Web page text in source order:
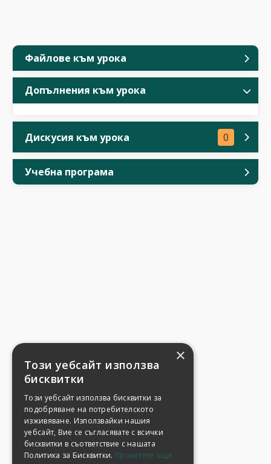
Файлове към урока
Допълнения към урока
Дискусия към урока 0
Учебна програма
×
Този уебсайт използва
бисквитки
Този уебсайт използва бисквитки за
подобряване на потребителското
изживяване. Използвайки нашия
уебсайт, Вие се съгласявате с всички
бисквитки в съответствие с нашата
Политика за Бисквитки. Прочетете още